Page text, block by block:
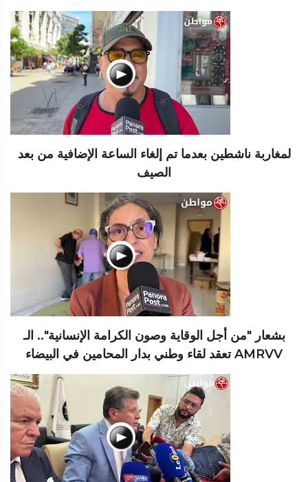
لمغاربة ناشطين بعدما تم إلغاء الساعة الإضافية من بعد
الصيف
بشعار "من أجل الوقاية وصون الكرامة الإنسانية".. الـ
AMRVV تعقد لقاء وطني بدار المحامين في البيضاء